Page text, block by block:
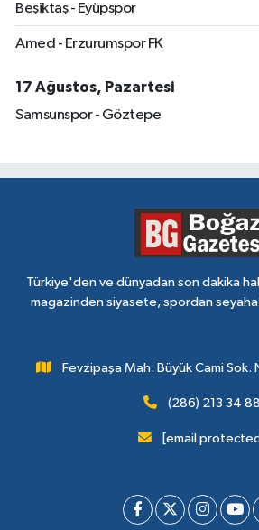
Beşiktaş - Eyüpspor
Amed - Erzurumspor FK
17 Ağustos, Pazartesi
Samsunspor - Göztepe
Türkiye'den ve dünyadan son dakika
magazinden siyasete, spordan
Fevzipaşa Mah. Büyük Cami
(286) 213 34 88
[email